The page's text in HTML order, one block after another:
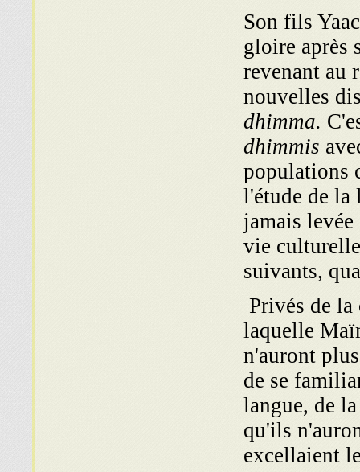
Son fils
gloire après
revenant au
nouvelles
dhimma.
dhimmis
populations
l'étude de la
ja­mais levée
vie
suivants,
Privés de la
laquelle
n'auront
de se
langue, de
qu'ils
excellaient